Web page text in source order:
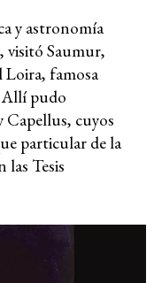
y astronomía
visitó Saumur,
Loira, famosa
Allí pudo
Capellus, cuyos
particular de la
las Tesis